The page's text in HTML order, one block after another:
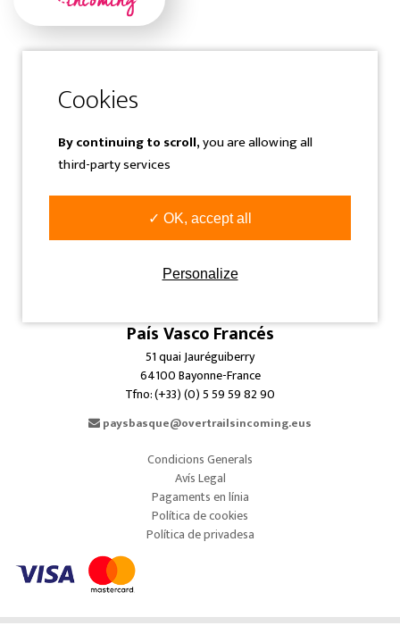
Samaniego Kalea 1 Solairuartea
Tfno: (+34) 943 360 300
info@overtrailsincoming.eus
Navarra
C/ Sangüesa, 31 Bajo
31005 Pamplona-Iruñea-Spain
Tfno: (+34) 948 293 479
País Vasco Francés
51 quai Jauréguiberry
64100 Bayonne-France
Tfno: (+33) (0) 5 59 59 82 90
paysbasque@overtrailsincoming.eus
Condicions Generals
Avís Legal
Pagaments en línia
Política de cookies
Política de privadesa
By continuing to scroll,you are allowing all
third-party services
✓ OK, accept all
Personalize